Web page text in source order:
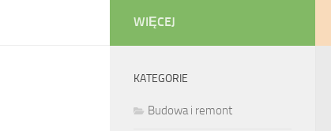
WIĘCEJ
KATEGORIE
Budowa i remont